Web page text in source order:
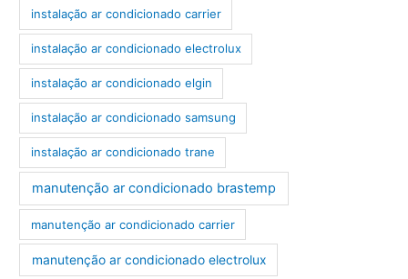
instalação ar condicionado carrier
instalação ar condicionado electrolux
instalação ar condicionado elgin
instalação ar condicionado samsung
instalação ar condicionado trane
manutenção ar condicionado brastemp
manutenção ar condicionado carrier
manutenção ar condicionado electrolux